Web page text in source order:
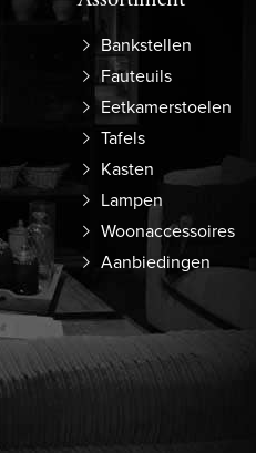
Bankstellen
Fauteuils
Eetkamerstoelen
Tafels
Kasten
Lampen
Woonaccessoires
Aanbiedingen